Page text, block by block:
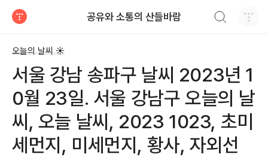
공유와 소통의 산들바람
오늘의 날씨 ☀
서울 강남 송파구 날씨 2023년 1
0월 23일. 서울 강남구 오늘의 날
씨, 오늘 날씨, 2023 1023, 초미
세먼지, 미세먼지, 황사, 자외선